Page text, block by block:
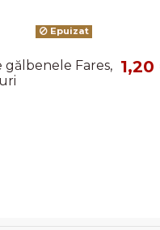
Epuizat
gălbenele Fares,